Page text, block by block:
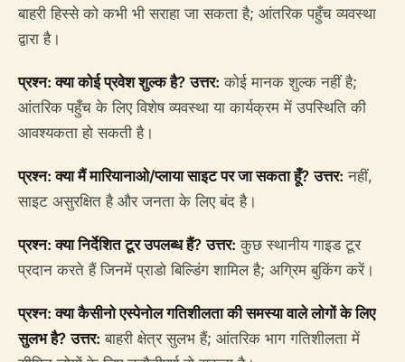
बाहरी हिस्से को कभी भी सराहा जा सकता है; आंतरिक पहुँच व्यवस्था
द्वारा है।
प्रश्न: क्या कोई प्रवेश शुल्क है? उत्तर: कोई मानक शुल्क नहीं है;
आंतरिक पहुँच के लिए विशेष व्यवस्था या कार्यक्रम में उपस्थिति की
आवश्यकता हो सकती है।
प्रश्न: क्या मैं मारियानाओ/प्लाया साइट पर जा सकता हूँ? उत्तर: नहीं,
साइट असुरक्षित है और जनता के लिए बंद है।
प्रश्न: क्या निर्देशित टूर उपलब्ध हैं? उत्तर: कुछ स्थानीय गाइड टूर
प्रदान करते हैं जिनमें प्राडो बिल्डिंग शामिल है; अग्रिम बुकिंग करें।
प्रश्न: क्या कैसीनो एस्पेनोल गतिशीलता की समस्या वाले लोगों के लिए
सुलभ है? उत्तर: बाहरी क्षेत्र सुलभ हैं; आंतरिक भाग गतिशीलता में